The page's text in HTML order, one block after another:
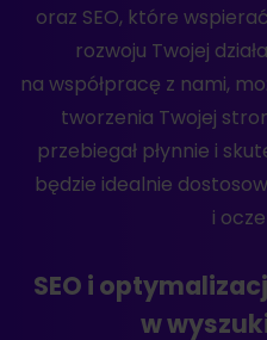
oraz SEO, które
rozwoju Twojej
na współpracę z nami,
tworzenia Twojej
przebiegał płynnie i
będzie idealnie
i
SEO i
w